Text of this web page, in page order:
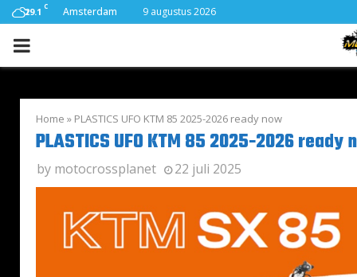
29.1 C Amsterdam 9 augustus 2026
PRIMARY
Home » PLASTICS UFO KTM 85 2025-2026 ready now
PLASTICS UFO KTM 85 2025-2026 ready
by motocrossplanet 22 juli 2025